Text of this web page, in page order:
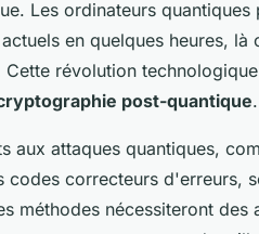
Les ordinateurs
en quelques heures,
Cette révolution
post-quantique.
aux attaques quantiques,
codes correcteurs d'erreurs,
méthodes nécessiteront des